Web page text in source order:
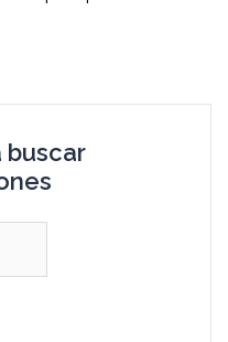
buscar